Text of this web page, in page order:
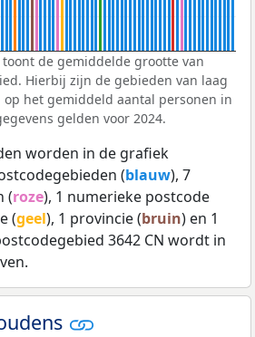
de gemiddelde grootte van
Hierbij zijn de gebieden van laag
het gemiddeld aantal personen in
gelden voor 2024.
worden in de grafiek
(blauw), 7
(roze), 1 numerieke postcode
(geel), 1 provincie (bruin) en 1
3642 CN wordt in